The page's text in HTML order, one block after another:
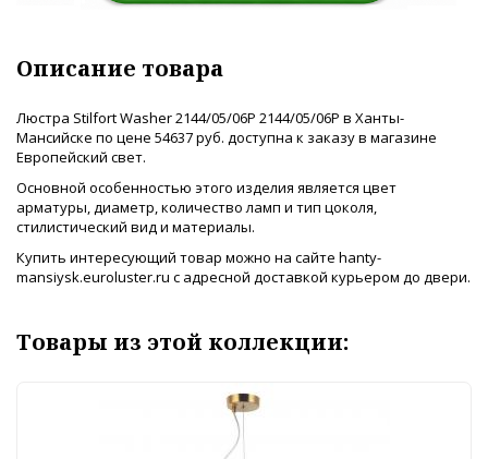
Описание товара
Люстра Stilfort Washer 2144/05/06P 2144/05/06P в Ханты-
Мансийске по цене 54637 руб. доступна к заказу в магазине
Европейский свет.
Основной особенностью этого изделия является цвет
арматуры, диаметр, количество ламп и тип цоколя,
стилистический вид и материалы.
Купить интересующий товар можно на сайте hanty-
mansiysk.euroluster.ru с адресной доставкой курьером до двери.
Товары из этой коллекции: